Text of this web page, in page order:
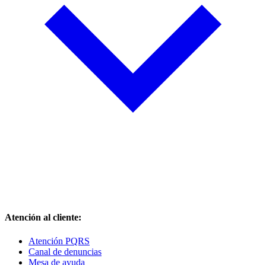
Atención al cliente:
Atención PQRS
Canal de denuncias
Mesa de ayuda